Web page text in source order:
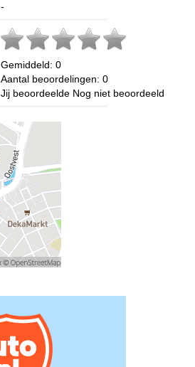
-
Gemiddeld: 0
Aantal beoordelingen: 0
Jij beoordeelde Nog niet beoordeeld